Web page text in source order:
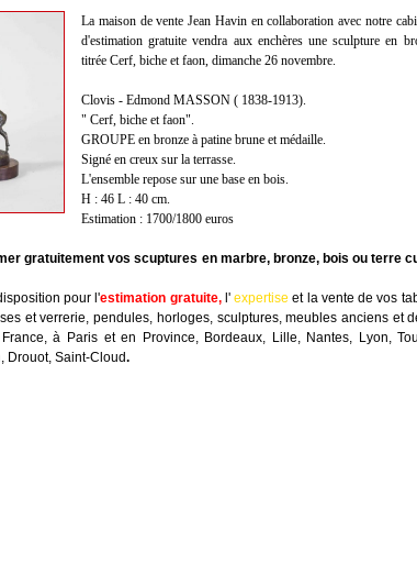
La maison de vente Jean Havin en collaboration avec notre
d'estimation gratuite vendra aux enchères une sculpture en
titrée Cerf, biche et faon, dimanche 26 novembre.
Clovis - Edmond MASSON ( 1838-1913).
" Cerf, biche et faon".
GROUPE en bronze à patine brune et médaille.
Signé en creux sur la terrasse.
L'ensemble repose sur une base en bois.
H : 46 L : 40 cm.
Estimation : 1700/1800 euros
gratuitement vos scuptures en marbre, bronze, bois ou terre
pour l'estimation gratuite, l'expertise et la vente de vos
et verrerie, pendules, horloges, sculptures, meubles anciens et
à Paris et en Province, Bordeaux, Lille, Nantes, Lyon,
Drouot, Saint-Cloud.